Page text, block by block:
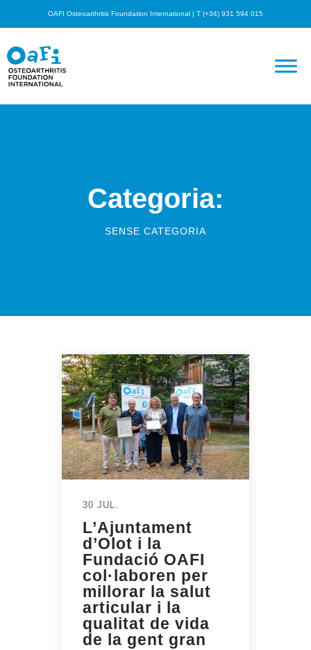
OAFI Osteoarthritis Foundation International | T (+34) 931 594 015
Categoria:
SENSE CATEGORIA
30 JUL.
L’Ajuntament
d’Olot i la
Fundació OAFI
col·laboren per
millorar la salut
articular i la
qualitat de vida
de la gent gran